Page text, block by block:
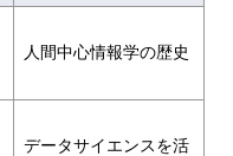
人間中心情報学の歴史
データサイエンスを活